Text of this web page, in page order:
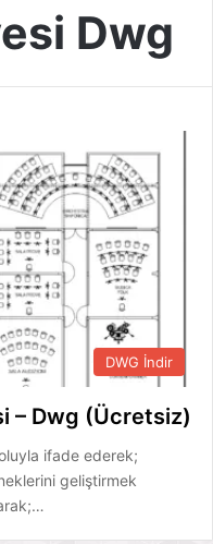
Dwg
DWG İndir
– Dwg (Ücretsiz)
ifade ederek;
geliştirmek